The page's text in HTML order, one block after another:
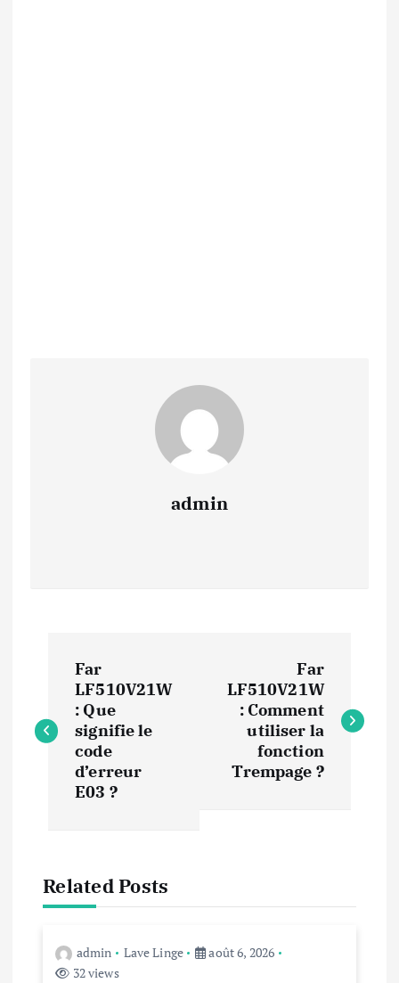
admin
v
a
t
Far
LF510V21W
: Que
signifie le
code
d’erreur
E03 ?
Far
LF510V21W
: Comment
utiliser la
fonction
Trempage ?
Related Posts
admin Lave Linge
août 6, 2026
32 views